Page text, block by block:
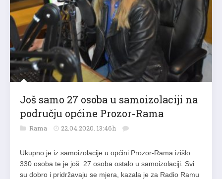
Još samo 27 osoba u samoizolaciji na
području općine Prozor-Rama
Rama 22.04.2020. 13:46h
Ukupno je iz samoizolacije u općini Prozor-Rama izišlo
330 osoba te je još 27 osoba ostalo u samoizolaciji. Svi
su dobro i pridržavaju se mjera, kazala je za Radio Ramu